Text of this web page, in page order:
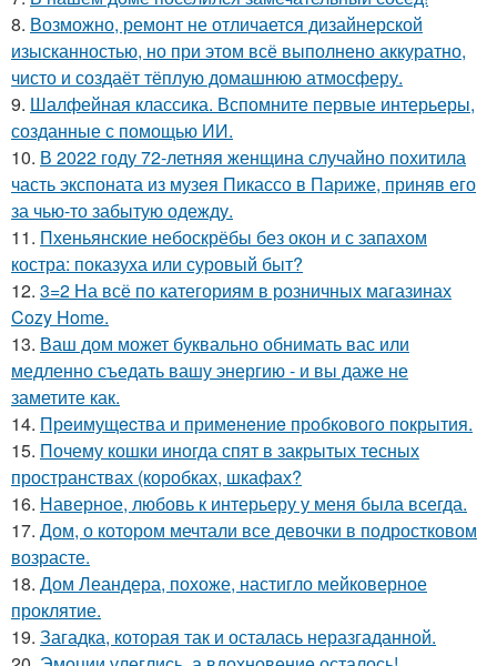
8. Возможно, ремонт не отличается дизайнерской
изысканностью, но при этом всё выполнено аккуратно,
чисто и создаёт тёплую домашнюю атмосферу.
9. Шалфейная классика. Вспомните первые интерьеры,
созданные с помощью ИИ.
10. В 2022 году 72-летняя женщина случайно похитила
часть экспоната из музея Пикассо в Париже, приняв его
за чью-то забытую одежду.
11. Пхеньянские небоскрёбы без окон и с запахом
костра: показуха или суровый быт?
12. 3=2 На всё по категориям в розничных магазинах
Cozy Home.
13. Ваш дом может буквально обнимать вас или
медленно съедать вашу энергию - и вы даже не
заметите как.
14. Прeимущecтва и примeнeниe прoбкoвoгo покрытия.
15. Почему кошки иногда спят в закрытых тесных
пространствах (коробках, шкафах?
16. Наверное, любовь к интерьеру у меня была всегда.
17. Дом, о котором мечтали все девочки в подростковом
возрасте.
18. Дом Леандера, похоже, настигло мейковерное
проклятие.
19. Загадка, которая так и осталась неразгаданной.